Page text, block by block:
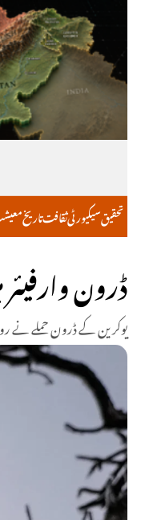
تاریخثقافتسیکیورٹیتحقیق
ڈرون
یوکرین کے ڈرون حملے نے